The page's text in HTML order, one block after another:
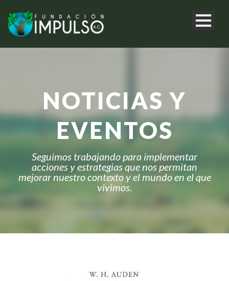
NOTICIAS Y
EVENTOS
Seguimos trabajando para implementar
acciones y estrategias que nos permitan
mejorar nuestro contexto y el mundo en el que
vivimos.